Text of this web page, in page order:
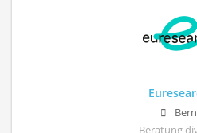
Bern
Beratung